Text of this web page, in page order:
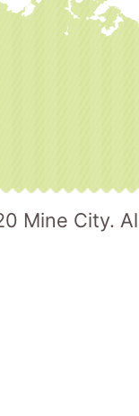
Mine City.